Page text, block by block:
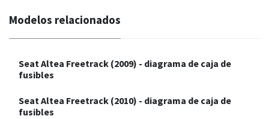
Modelos relacionados
Seat Altea Freetrack (2009) - diagrama de caja de
fusibles
Seat Altea Freetrack (2010) - diagrama de caja de
fusibles